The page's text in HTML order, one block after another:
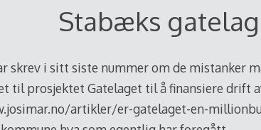
Stabæks gatelag
skrev i sitt siste nummer om de mistanker
til prosjektet Gatelaget til å finansiere drift
artikler/er-gatelaget-en-